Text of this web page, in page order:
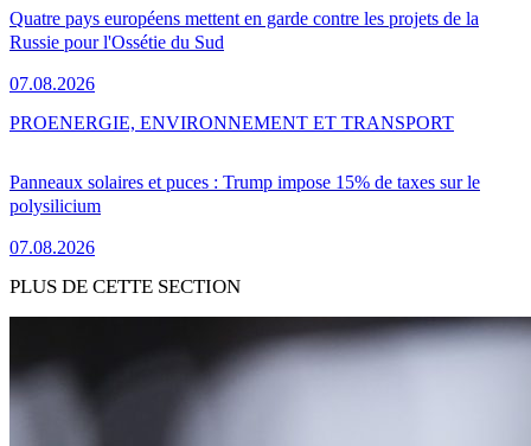
Quatre pays européens mettent en garde contre les projets de la
Russie pour l'Ossétie du Sud
07.08.2026
Panneaux solaires et puces : Trump impose 15% de taxes sur le
polysilicium
07.08.2026
PROENERGIE, ENVIRONNEMENT ET TRANSPORT
PLUS DE CETTE SECTION